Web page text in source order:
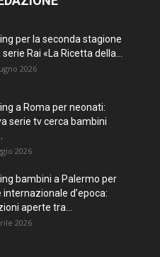
per la seconda stagione
Rai «La Ricetta della...
2026
a Roma per neonati:
serie tv cerca bambini
2026
bambini a Palermo per
internazionale d’epoca:
aperte tra...
2026